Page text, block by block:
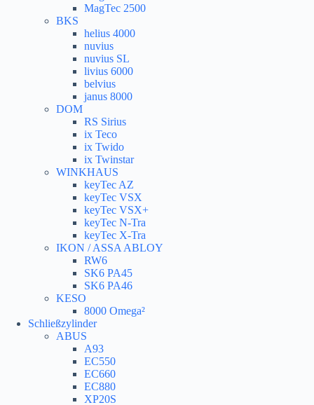
MagTec 2500
BKS
helius 4000
nuvius
nuvius SL
livius 6000
belvius
janus 8000
DOM
RS Sirius
ix Teco
ix Twido
ix Twinstar
WINKHAUS
keyTec AZ
keyTec VSX
keyTec VSX+
keyTec N-Tra
keyTec X-Tra
IKON / ASSA ABLOY
RW6
SK6 PA45
SK6 PA46
KESO
8000 Omega²
Schließzylinder
ABUS
A93
EC550
EC660
EC880
XP20S